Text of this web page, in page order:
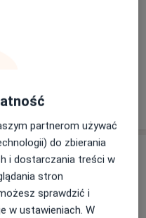
partnerom używać
do zbierania
i dostarczania treści w
stron
sprawdzić i
w ustawieniach. W